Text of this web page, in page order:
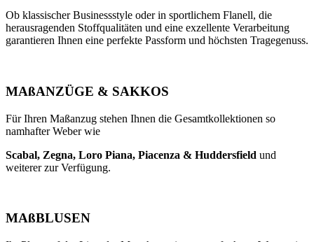
Ob klassischer Businessstyle oder in sportlichem Flanell, die
herausragenden Stoffqualitäten und eine exzellente Verarbeitung
garantieren Ihnen eine perfekte Passform und höchsten Tragegenuss.
MAßANZÜGE & SAKKOS
Für Ihren Maßanzug stehen Ihnen die Gesamtkollektionen so
namhafter Weber wie
Scabal, Zegna, Loro Piana, Piacenza & Huddersfield und
weiterer zur Verfügung.
MAßBLUSEN